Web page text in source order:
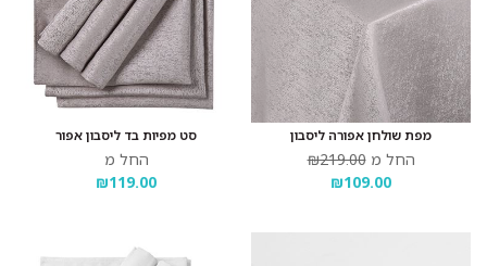
מפת שולחן אפורה ליסבון
החל מ ₪219.00
₪109.00
סט מפיות בד ליסבון אפור
החל מ
₪119.00